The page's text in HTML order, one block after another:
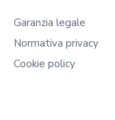
Garanzia legale
Normativa privacy
Cookie policy